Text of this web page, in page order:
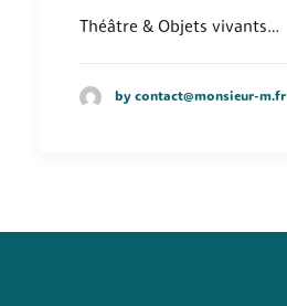
Théâtre & Objets vivants…
by contact@monsieur-m.fr